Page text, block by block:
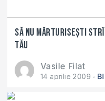
Să nu mărturiseşti
tău
Vasile Filat
14 aprilie 2009